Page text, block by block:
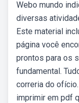
Webo mundo
diversas
Este material
página você
prontos para os
fundamental.
correria do
imprimir em pdf